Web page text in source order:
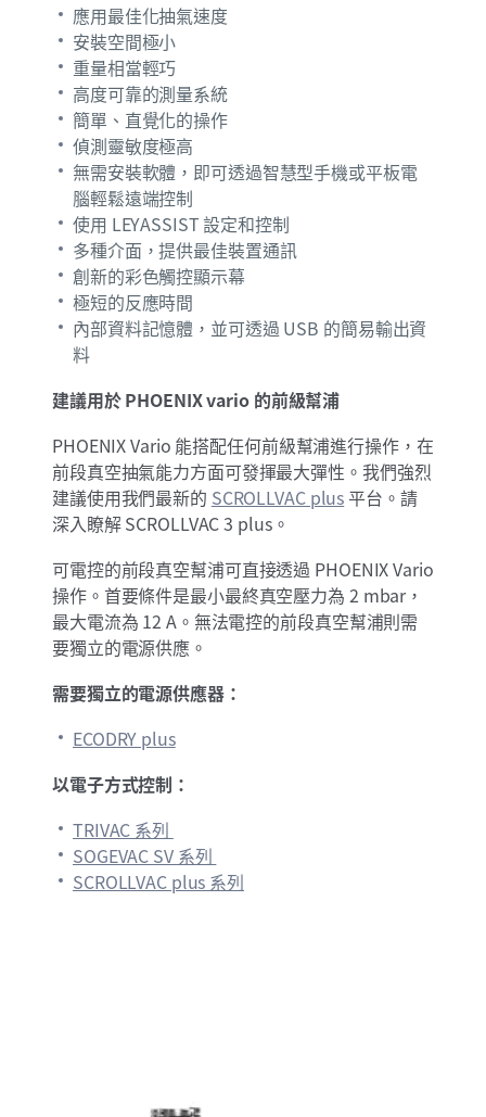
應用最佳化抽氣速度
安裝空間極小
重量相當輕巧
高度可靠的測量系統
簡單、直覺化的操作
偵測靈敏度極高
無需安裝軟體，即可透過智慧型手機或平板電
腦輕鬆遠端控制
使用 LEYASSIST 設定和控制
多種介面，提供最佳裝置通訊
創新的彩色觸控顯示幕
極短的反應時間
內部資料記憶體，並可透過 USB 的簡易輸出資
料
建議用於 PHOENIX vario 的前級幫浦
PHOENIX Vario 能搭配任何前級幫浦進行操作，在
前段真空抽氣能力方面可發揮最大彈性。我們強烈
建議使用我們最新的 SCROLLVAC plus 平台。請
深入瞭解 SCROLLVAC 3 plus。
可電控的前段真空幫浦可直接透過 PHOENIX Vario
操作。首要條件是最小最終真空壓力為 2 mbar，
最大電流為 12 A。無法電控的前段真空幫浦則需
要獨立的電源供應。
需要獨立的電源供應器：
ECODRY plus
以電子方式控制：
TRIVAC 系列
SOGEVAC SV 系列
SCROLLVAC plus 系列